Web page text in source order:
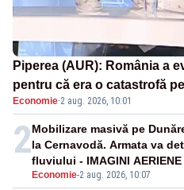
Piperea (AUR): România a
pentru că era o catastrofă
pensii
Economie·2 aug. 2026, 10:01
2
Economie-2 aug. 2026, 10:07
Mobilizare masivă pe
la Cernavodă. Armata va
fluviului - IMAGINI AERIENE